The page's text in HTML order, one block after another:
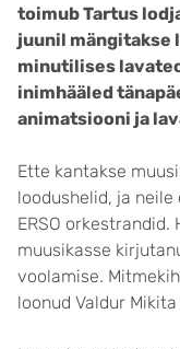
toimub Tartus
juunil mängitakse
minutilises
inimhääled
animatsiooni ja
Ette kantakse
loodushelid, ja
ERSO
muusikasse
voolamise.
loonud Valdur